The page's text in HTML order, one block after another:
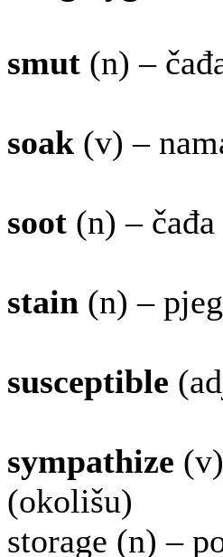
smut (n) –
soak (v) –
soot (n) –
stain (n) –
susceptible
sympathize
(okolišu)
storage (n) –